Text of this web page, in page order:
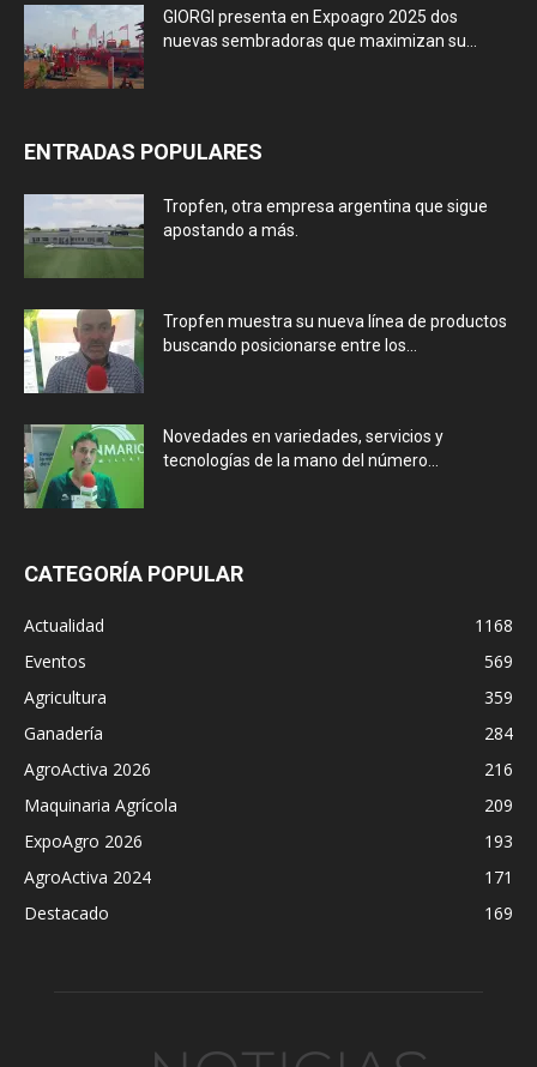
GIORGI presenta en Expoagro 2025 dos
nuevas sembradoras que maximizan su...
ENTRADAS POPULARES
Tropfen, otra empresa argentina que sigue
apostando a más.
Tropfen muestra su nueva línea de productos
buscando posicionarse entre los...
Novedades en variedades, servicios y
tecnologías de la mano del número...
CATEGORÍA POPULAR
Actualidad
1168
Eventos
569
Agricultura
359
Ganadería
284
AgroActiva 2026
216
Maquinaria Agrícola
209
ExpoAgro 2026
193
AgroActiva 2024
171
Destacado
169